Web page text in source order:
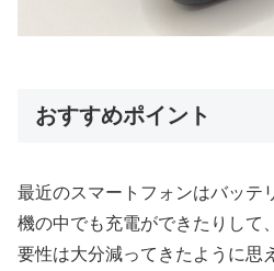
おすすめポイント
最近のスマートフォンはバッテ
機の中でも充電ができたりして
要性は大分減ってきたように思